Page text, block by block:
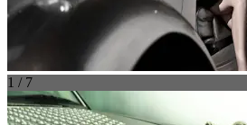
1 / 7